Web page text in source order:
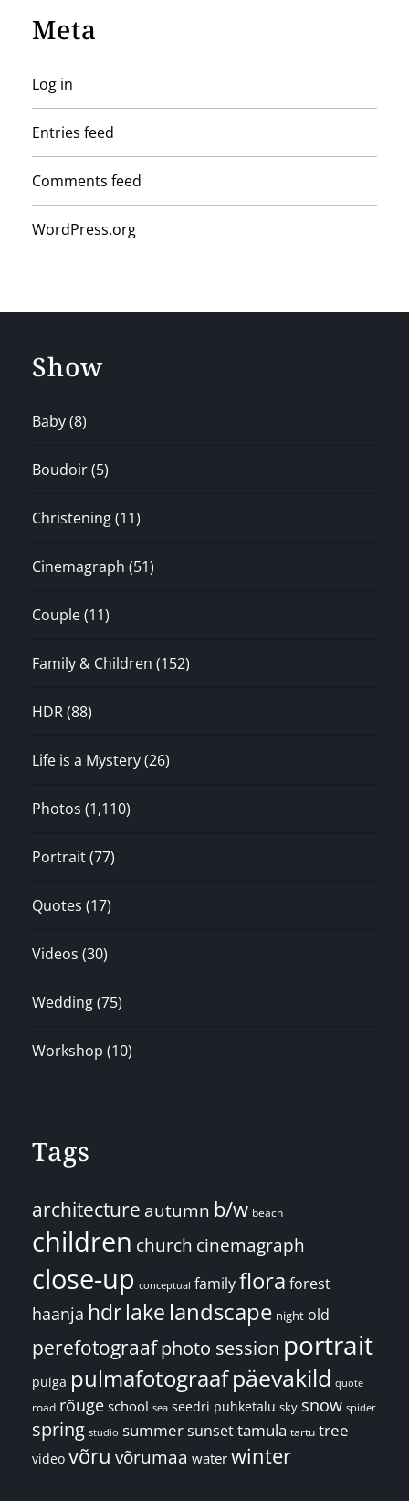
Meta
Log in
Entries feed
Comments feed
WordPress.org
Show
Baby(8)
Boudoir(5)
Christening(11)
Cinemagraph (51)
Couple(11)
Family & Children (152)
HDR(88)
Life is a Mystery(26)
Photos (1,110)
Portrait(77)
Quotes (17)
Videos (30)
Wedding(75)
Workshop (10)
Tags
architecture autumn b/w beach
children church cinemagraph
close-up conceptual familyflora forest
haanja hdrlake landscape night old
perefotograafphoto session portrait
puiga pulmafotograafpäevakild quote
road rõuge school sea seedri puhketalu sky snow spider
spring studio summersunsettamula tartu tree
video võru võrumaa water winter